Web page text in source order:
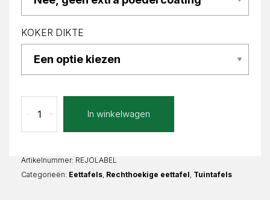
KOKER DIKTE
Jolanda
Recht
+
- In winkelwagen
Artikelnummer: REJOLABEL
Categorieën: Eettafels Rechthoekige eettafel Tuintafels